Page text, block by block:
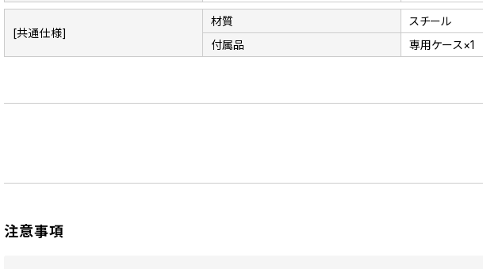
[共通仕様]
材質
スチール
付属品
専用ケース×1
注意事項